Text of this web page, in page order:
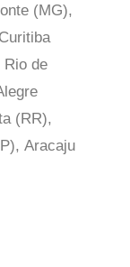
(MG),
Rio de
(RR),
Aracaju